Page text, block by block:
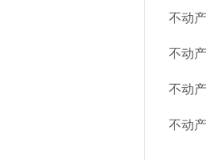
不动
不动
不动
不动